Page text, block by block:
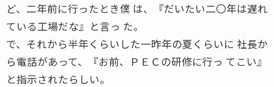
ど、二年前に行ったとき僕 は、『だいたい二〇年は遅れ
ている工場だな』と言っ た。
で、それから半年くらいした一昨年の夏くらいに 社長か
ら電話があって、『お前、ＰＥＣの研修に行っ てこい』
と指示されたらしい。